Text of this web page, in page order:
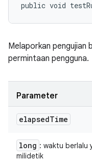
public void
Melaporkan pengujian
permintaan pengguna.
Parameter
elapsedTime
long : waktu berlalu
milidetik